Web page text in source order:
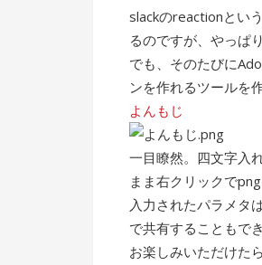
slackのreactionという
るのですが、やっぱ
でも、そのたびに
ンを作れるツールを
よんもじ
一目瞭然。四文字入
まま右クリックで
入力されたパラメタ
で共有することもでき
お楽しみいただけた